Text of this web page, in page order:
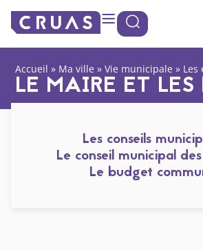
Panneau de gestion des cookies
principal
Accueil » Ma ville »Vie municipale » Les
LE MAIRE ET LES
Les conseils
Le conseil municipal
Le budget